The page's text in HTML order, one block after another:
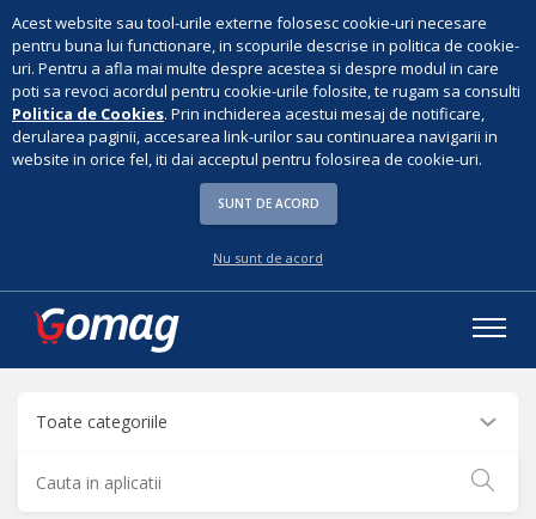
Acest website sau tool-urile externe folosesc cookie-uri necesare
pentru buna lui functionare, in scopurile descrise in politica de cookie-
uri. Pentru a afla mai multe despre acestea si despre modul in care
poti sa revoci acordul pentru cookie-urile folosite, te rugam sa consulti
Politica de Cookies. Prin inchiderea acestui mesaj de notificare,
derularea paginii, accesarea link-urilor sau continuarea navigarii in
website in orice fel, iti dai acceptul pentru folosirea de cookie-uri.
SUNT DE ACORD
Nu sunt de acord